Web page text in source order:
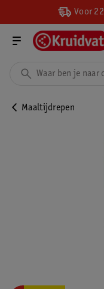
Voor
Maaltijdrepen